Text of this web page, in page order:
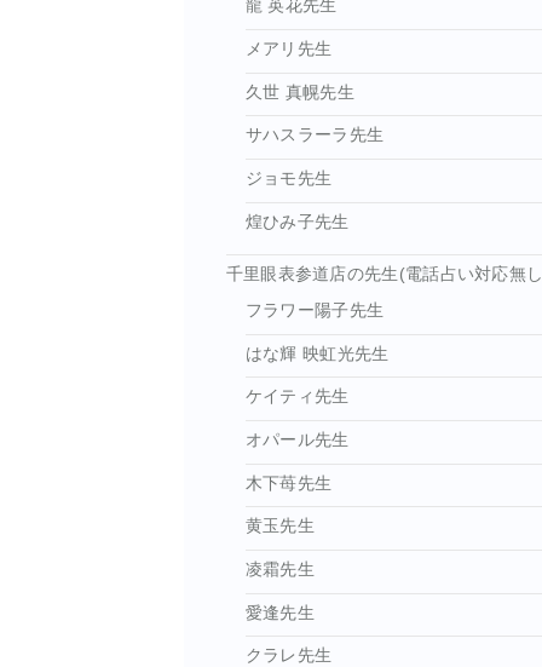
龍 英花先生
メアリ先生
久世 真幌先生
サハスラーラ先生
ジョモ先生
煌ひみ子先生
千里眼表参道店の先生(電話占い対応無
フラワー陽子先生
はな輝 映虹光先生
ケイティ先生
オパール先生
木下苺先生
黄玉先生
凌霜先生
愛逢先生
クラレ先生